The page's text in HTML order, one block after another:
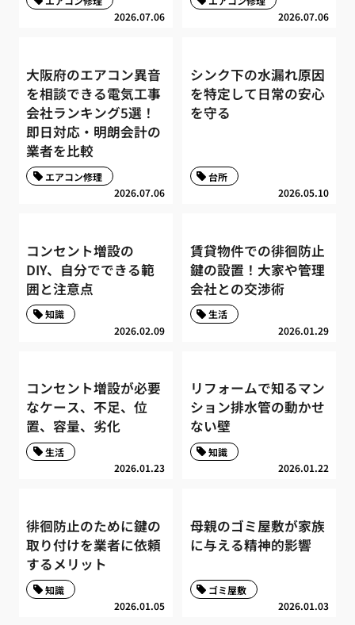
2026.07.06
2026.07.06
大阪府のエアコン異音
を相談できる電気工事
会社ランキング5選！
即日対応・明朗会計の
業者を比較
2026.07.06
エアコン修理
シンク下の水漏れ原因
を特定して日常の安心
を守る
2026.05.10
台所
コンセント増設の
DIY、自分でできる範
囲と注意点
2026.02.09
知識
賃貸物件での徘徊防止
鍵の設置！大家や管理
会社との交渉術
2026.01.29
生活
コンセント増設が必要
なケース、不足、位
置、容量、劣化
2026.01.23
生活
リフォームで知るマン
ション排水管の動かせ
ない壁
2026.01.22
知識
徘徊防止のために鍵の
取り付けを業者に依頼
するメリット
2026.01.05
知識
母親のゴミ屋敷が家族
に与える精神的影響
2026.01.03
ゴミ屋敷